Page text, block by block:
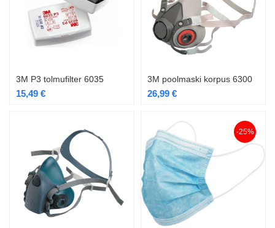
3M P3 tolmufilter 6035
15,49 €
3M poolmaski korpus 6300
26,99 €
-25%